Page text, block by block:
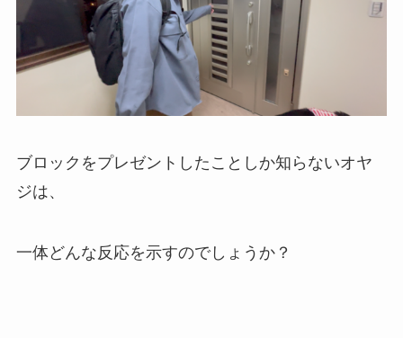
ブロックをプレゼントしたことしか知らないオヤ
ジは、
一体どんな反応を示すのでしょうか？